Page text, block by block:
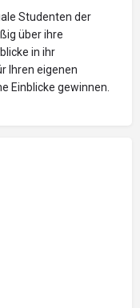
Studenten der
über ihre
in ihr
Ihren eigenen
Einblicke gewinnen.